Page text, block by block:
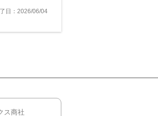
日：2026/06/04
ス商社